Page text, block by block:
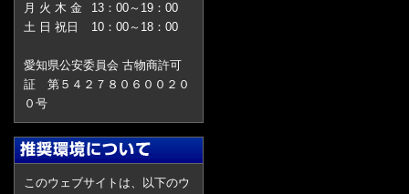
月 火 木 金
13：00～19：00
土 日 祝日
10：00～18：00
愛知県公安委員会 古物商許可
証 第５４２７８０６００２０
０号
このウェブサイトは、以下のウ